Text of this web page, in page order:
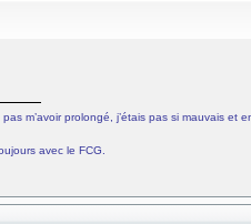
m’avoir prolongé, j’étais pas si mauvais et
avec le FCG.